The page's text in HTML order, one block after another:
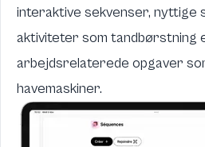
interaktive sekvenser, nyttige
aktiviteter som tandbørstning
arbejdsrelaterede opgaver
havemaskiner.